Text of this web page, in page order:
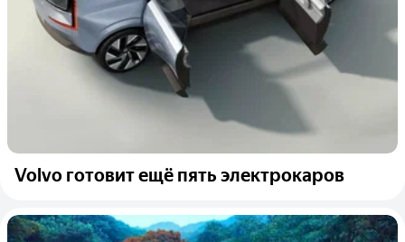
Volvo готовит ещё пять электрокаров